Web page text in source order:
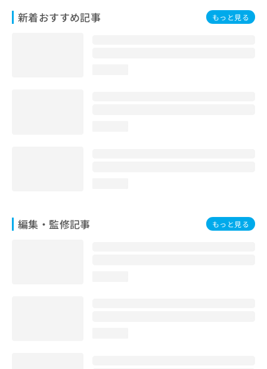
新着おすすめ記事 もっと見る
編集・監修記事 もっと見る
問